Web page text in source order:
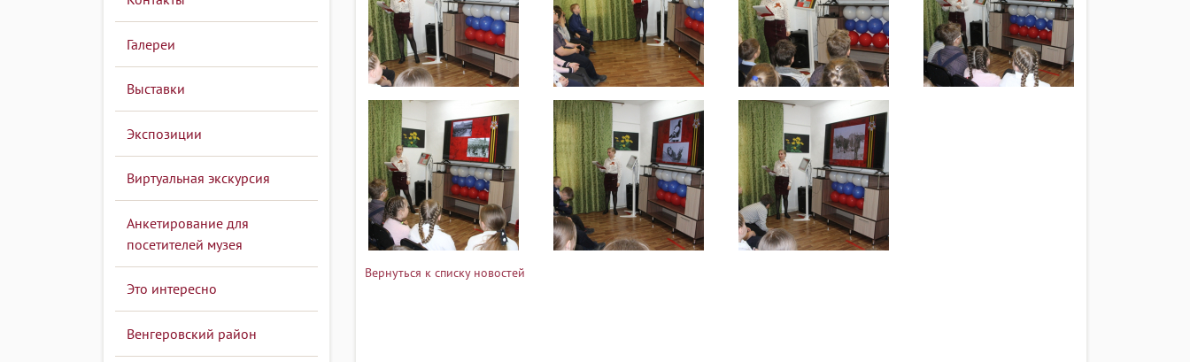
Галереи
Выставки
Экспозиции
Виртуальная экскурсия
Анкетирование для
посетителей музея
Это интересно
Венгеровский район
Вернуться к списку новостей